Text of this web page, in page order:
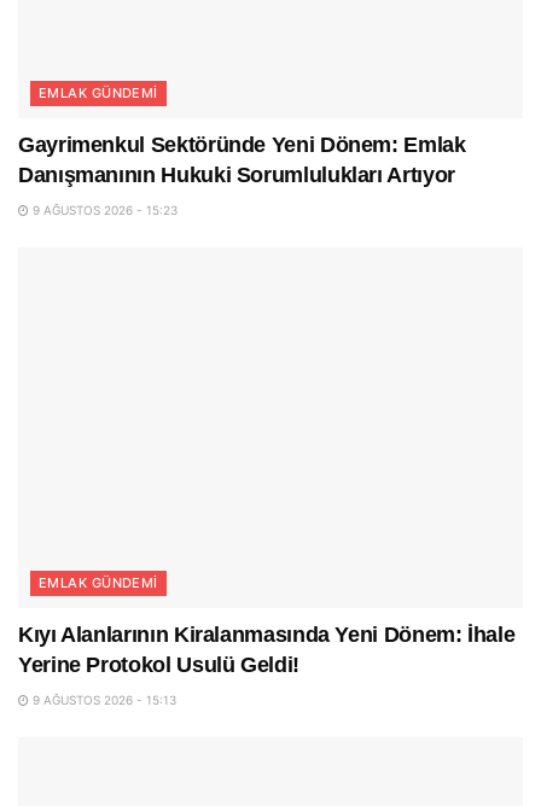
EMLAK GÜNDEMI
Gayrimenkul Sektöründe Yeni Dönem: Emlak
Danışmanının Hukuki Sorumlulukları Artıyor
9 AĞUSTOS 2026 - 15:23
EMLAK GÜNDEMI
Kıyı Alanlarının Kiralanmasında Yeni Dönem: İhale
Yerine Protokol Usulü Geldi!
9 AĞUSTOS 2026 - 15:13